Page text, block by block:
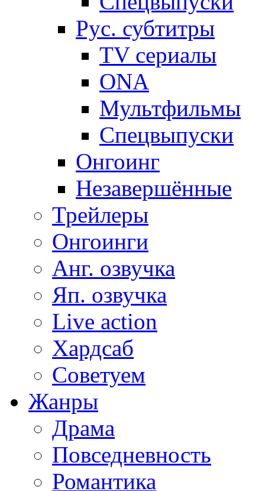
Рус. субтитры
TV сериалы
ONA
Мультфильмы
Спецвыпуски
Онгоинг
Незавершённые
Трейлеры
Онгоинги
Анг. озвучка
Яп. озвучка
Live action
Хардсаб
Советуем
Жанры
Драма
Повседневность
Романтика